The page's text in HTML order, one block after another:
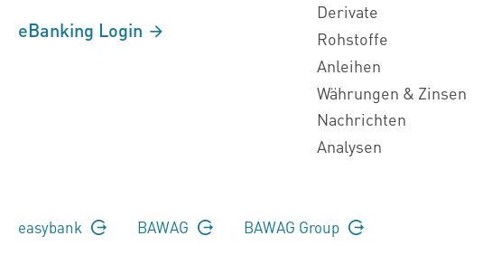
eBanking Login
Derivate
Rohstoffe
Anleihen
Währungen & Zinsen
Nachrichten
Analysen
easybank BAWAG BAWAG Group